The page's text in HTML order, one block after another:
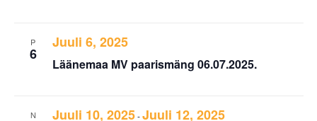
P
6
Juuli 6, 2025
Läänemaa MV paarismäng 06.07.2025.
N Juuli 10, 2025-Juuli 12, 2025